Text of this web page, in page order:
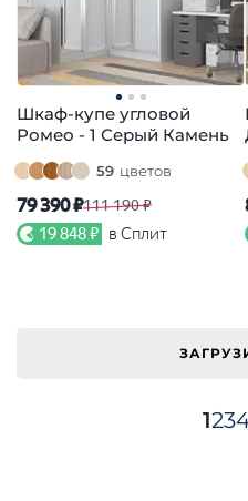
Шкаф-купе угловой
Ромео - 1 Серый Камень
59 цветов
79 390 ₽111 190 ₽
19 848 ₽ в Сплит
123